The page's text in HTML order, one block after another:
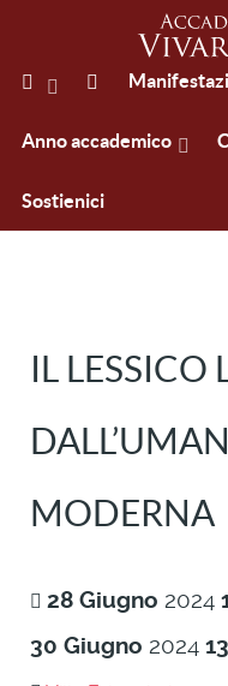
Anno accademico
Sostienici
IL LESSICO
MODERNA
28 Giugno 2024
30 Giugno 2024